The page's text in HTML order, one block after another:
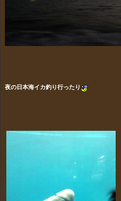
夜の日本海イカ釣り行ったり